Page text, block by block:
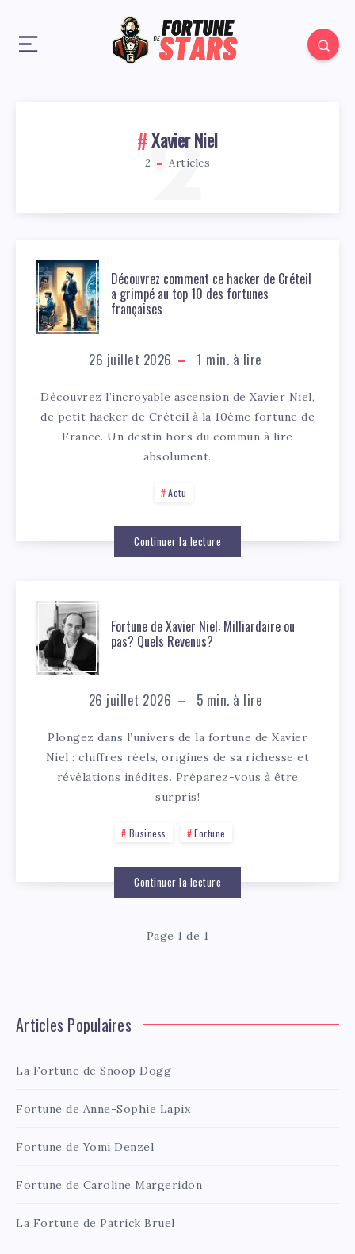
Xavier Niel
2 Articles
2
Découvrez comment ce hacker de Créteil
a grimpé au top 10 des fortunes
françaises
26 juillet 2026 1 min. à lire
Découvrez l’incroyable ascension de Xavier Niel,
de petit hacker de Créteil à la 10ème fortune de
France. Un destin hors du commun à lire
absolument.
Actu
Continuer la lecture
Fortune de Xavier Niel: Milliardaire ou
pas? Quels Revenus?
26 juillet 2026 5 min. à lire
Plongez dans l’univers de la fortune de Xavier
Niel : chiffres réels, origines de sa richesse et
révélations inédites. Préparez-vous à être
surpris!
Business Fortune
Continuer la lecture
Page 1 de 1
Articles Populaires
La Fortune de Snoop Dogg
Fortune de Anne-Sophie Lapix
Fortune de Yomi Denzel
Fortune de Caroline Margeridon
La Fortune de Patrick Bruel